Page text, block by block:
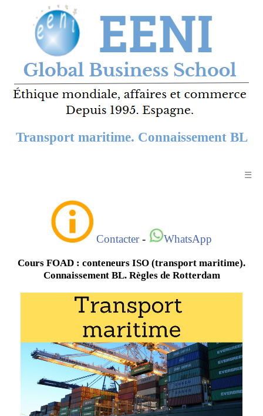
Transport maritime. Connaissement BL
☰
Contacter- WhatsApp
Cours FOAD : conteneurs ISO (transport maritime).
Connaissement BL. Règles de Rotterdam